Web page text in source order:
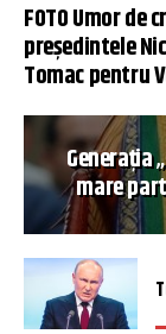
FOTO Umor de
președintele
Tomac pentru
Generația
mare